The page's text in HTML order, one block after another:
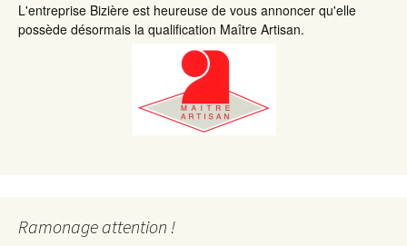
L'entreprise Bizière est heureuse de vous annoncer qu'elle
possède désormais la qualification Maître Artisan.
Ramonage attention !